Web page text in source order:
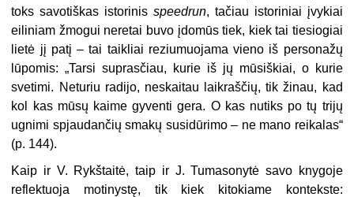
toks savotiškas istorinis speedrun, tačiau istoriniai įvykiai
eiliniam žmogui neretai buvo įdomūs tiek, kiek tai tiesiogiai
lietė jį patį – tai taikliai reziumuojama vieno iš personažų
lūpomis: „Tarsi suprasčiau, kurie iš jų mūsiškiai, o kurie
svetimi. Neturiu radijo, neskaitau laikraščių, tik žinau, kad
kol kas mūsų kaime gyventi gera. O kas nutiks po tų trijų
ugnimi spjaudančių smakų susidūrimo – ne mano reikalas“
(p. 144).
Kaip ir V. Rykštaitė, taip ir J. Tumasonytė savo knygoje
reflektuoja motinystę, tik kiek kitokiame kontekste: